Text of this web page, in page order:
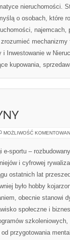
nieruchomości.
o osobach, które
najemcach,
mechanizmy
Inwestowanie w
kupowania,
MOŻLIWOŚĆ
e-sportu –
i cyfrowej
ostatnich lat
było hobby
obecnie stanowi
społeczne i
przygotowania